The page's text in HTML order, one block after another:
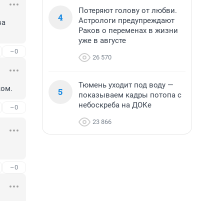
–0
–0
–0
4
Потеряют голову от любви.
Астрологи предупреждают
Раков о переменах в жизни
уже в августе
26 570
5
Тюмень уходит под воду —
показываем кадры потопа с
небоскреба на ДОКе
23 866